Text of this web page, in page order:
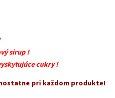
sirup !
cukry !
pri každom produkte!